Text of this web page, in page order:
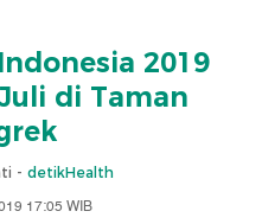
2019
di Taman
- detikHealth
17:05 WIB